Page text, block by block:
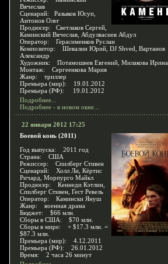
Вячеслав
Сценарий: Разыков Юсуп,
Антонов Олег
Продюсер: Светлаков Сергей,
Каминский Вячеслав, Абдулвасиев Абдул
Оператор: Герасименков Руслан
Композитор: Шевалин Юрий, DJ Shved, Вартанов
Александр
Художник: Потамошнев Евгений, Милакова Ирина
Монтаж: Сергеенкова Мария
Жанр: триллер
Премьера (мир): 19.01.2012
Премьера (РФ): 19.01.2012
Подробнее...
Подробнее - в новом окне...
22 января 2012 17:25
Боевой конь (2011)
Год выпуска: 2011 год
Страна: США
Режиссер: Спилберг Стивен
Сценарий: Холл Ли, Кёртис
Ричард, Морпурго Майкл
Продюсер: Кеннеди Кэтлин,
Спилберг Стивен, Гест Ревель
Оператор: Камински Януш
Жанр: военная драма
Бюджет: $66 млн.
Сборы в США: $70 млн.
Сборы в мире: + $17.3 млн. =
$87.3 млн.
Премьера (мир): 4.12.2011
Премьера (РФ): 26.01.2012
Время: 2 часа 26 минут